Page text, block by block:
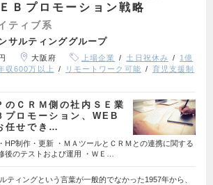
Ｂプロモーション戦略
ティブ系
サルティンググループ
大阪府 上場企業 土日祝休み
1億
収600万以上 リモートワーク可能
育児支援制
のＣＲＭ側の社内ＳＥ業
プロモーション、WEB
任せでき…
HP制作・更新 ・ＭＡツールとＣＲＭとの連携に関する
後のテストおよび運用 ・ＷＥ…
ティングという言葉が一般的でなかった1957年から、